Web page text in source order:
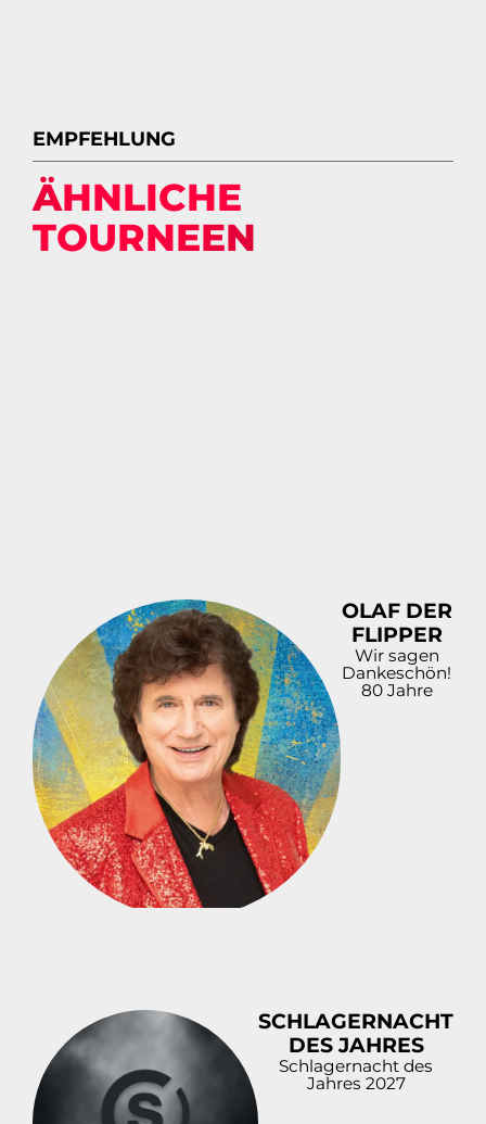
EMPFEHLUNG
ÄHNLICHE
TOURNEEN
OLAF DER
FLIPPER
Wir sagen
Dankeschön!
80 Jahre
SCHLAGERNACHT
DES JAHRES
Schlagernacht des
Jahres 2027